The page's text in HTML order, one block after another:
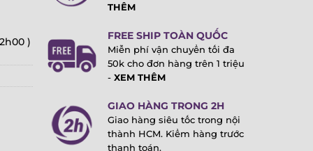
)
THÊM
FREE SHIP TOÀN QUỐC
Miễn phí vận chuyển tối đa
50k cho đơn hàng trên 1 triệu
- XEM THÊM
GIAO HÀNG TRONG 2H
Giao hàng siêu tốc trong nội
thành HCM. Kiểm hàng trước
thanh toán.